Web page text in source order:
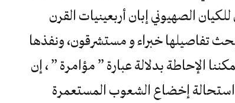
الصهيوني إبان أربعينيات القرن
تفاصيلها خبراء و مستشرقون، ونفذها
الإحاطة بدلالة عبارة ” مؤامرة ” ، إن
استحالة إخضاع الشعوب المستعمرة